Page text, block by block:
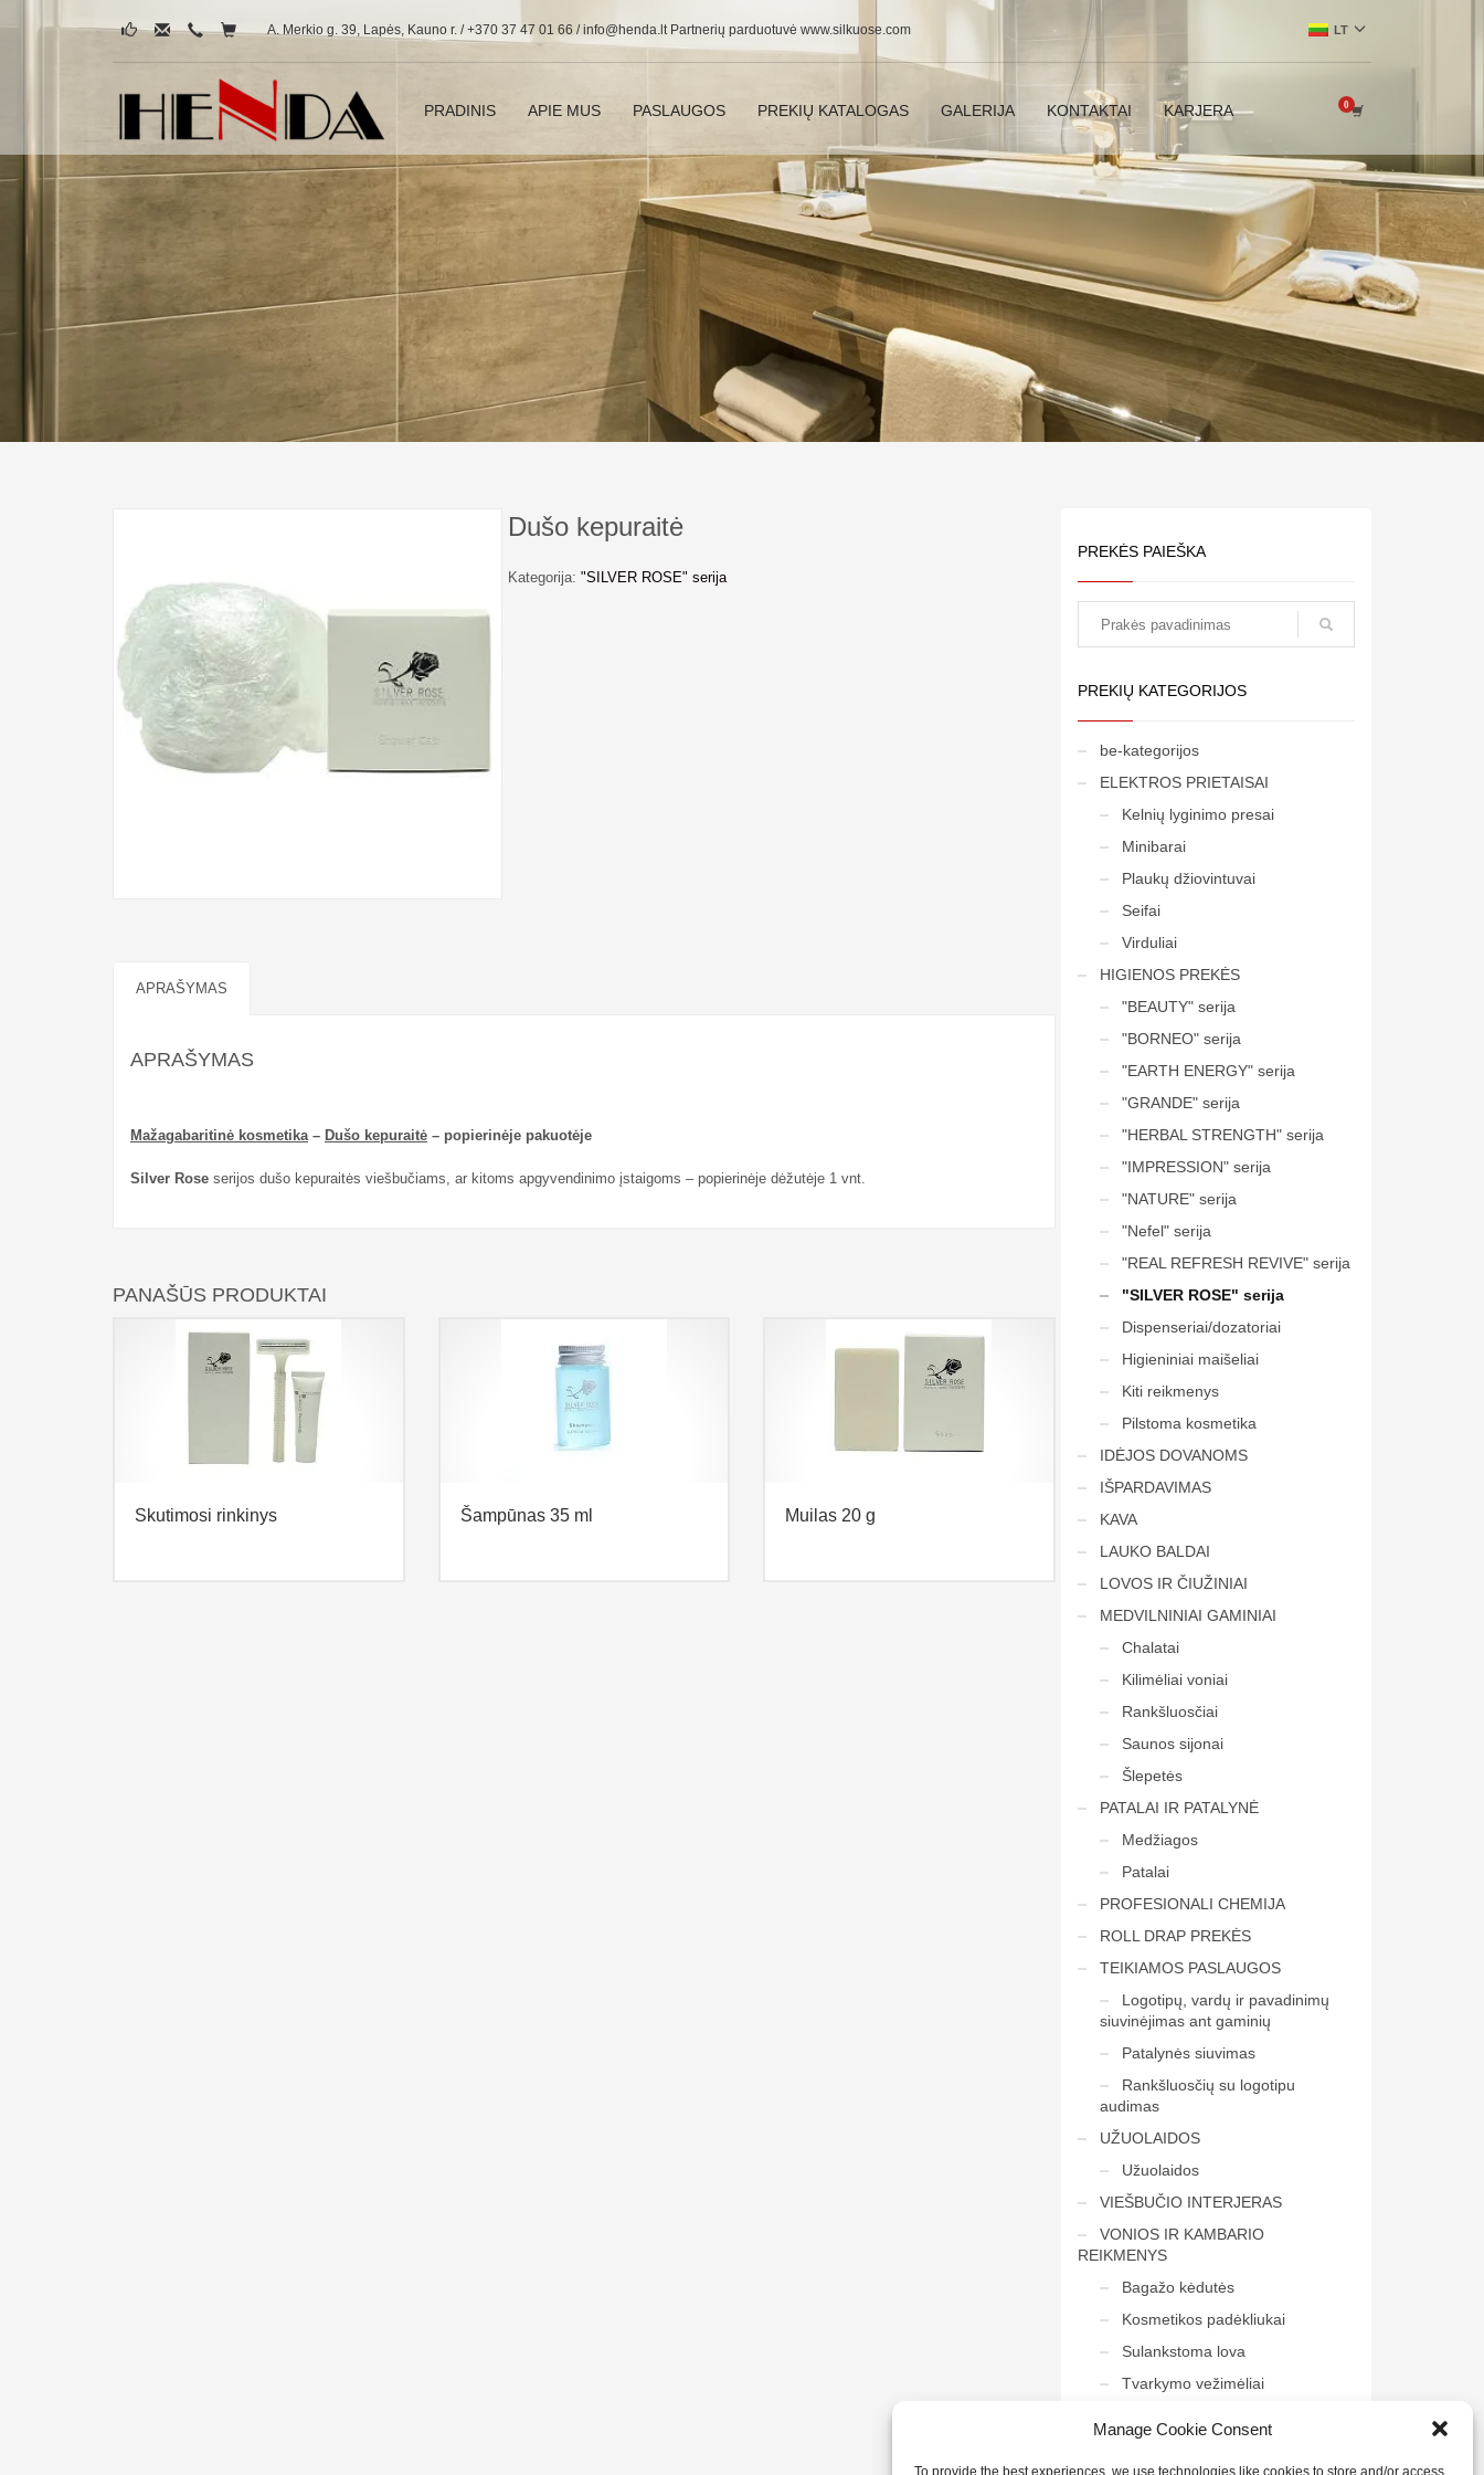
Manage Cookie Consent
To provide the best experiences, we use technologies like cookies to store and/or access
A. Merkio g. 39, Lapės, Kauno r. / +370 37 47 01 66 /info@henda.lt Partnerių parduotuvė www.silkuose.com LT
PRADINIS APIE MUS PASLAUGOS PREKIŲ KATALOGAS GALERIJA KONTAKTAI KARJERA
Dušo kepuraitė
Kategorija: "SILVER ROSE" serija
APRAŠYMAS
APRAŠYMAS
Mažagabaritinė kosmetika – Dušo kepuraitė – popierinėje pakuotėje
Silver Rose serijos dušo kepuraitės viešbučiams, ar kitoms apgyvendinimo įstaigoms – popierinėje dėžutėje 1 vnt.
PANAŠŪS PRODUKTAI
Skutimosi rinkinys Šampūnas 35 ml Muilas 20 g
PREKĖS PAIEŠKA
PREKIŲ KATEGORIJOS
be-kategorijos
ELEKTROS PRIETAISAI
Kelnių lyginimo presai
Minibarai
Plaukų džiovintuvai
Seifai
Virduliai
HIGIENOS PREKĖS
"BEAUTY" serija
"BORNEO" serija
"EARTH ENERGY" serija
"GRANDE" serija
"HERBAL STRENGTH" serija
"IMPRESSION" serija
"NATURE" serija
"Nefel" serija
"REAL REFRESH REVIVE" serija
"SILVER ROSE" serija
Dispenseriai/dozatoriai
Higieniniai maišeliai
Kiti reikmenys
Pilstoma kosmetika
IDĖJOS DOVANOMS
IŠPARDAVIMAS
KAVA
LAUKO BALDAI
LOVOS IR ČIUŽINIAI
MEDVILNINIAI GAMINIAI
Chalatai
Kilimėliai voniai
Rankšluosčiai
Saunos sijonai
Šlepetės
PATALAI IR PATALYNĖ
Medžiagos
Patalai
PROFESIONALI CHEMIJA
ROLL DRAP PREKĖS
TEIKIAMOS PASLAUGOS
Logotipų, vardų ir pavadinimų
siuvinėjimas ant gaminių
Patalynės siuvimas
Rankšluosčių su logotipu
audimas
UŽUOLAIDOS
Užuolaidos
VIEŠBUČIO INTERJERAS
VONIOS IR KAMBARIO
REIKMENYS
Bagažo kėdutės
Kosmetikos padėkliukai
Sulankstoma lova
Tvarkymo vežimėliai